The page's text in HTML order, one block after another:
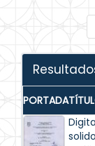
PORTADA